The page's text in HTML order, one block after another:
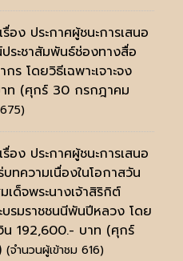
อง ประกาศผู้ชนะการเสนอ
ระชาสัมพันธ์ช่องทางสื่อ
ร โดยวิธีเฉพาะเจาะจง
ท (ศุกร์ 30 กรกฎาคม
อง ประกาศผู้ชนะการเสนอ
ทความเนื่องในโอกาสวัน
เด็จพระนางเจ้าสิริกิต์
บรมราชชนนีพันปีหลวง โดย
งิน 192,600.- บาท (ศุกร์
(จำนวนผู้เข้าชม 616)